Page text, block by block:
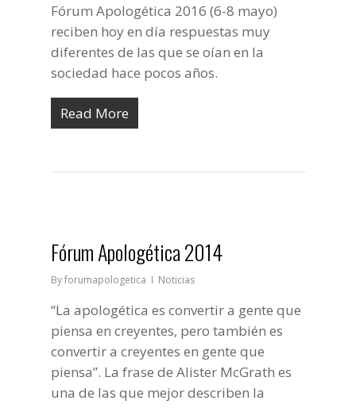
Fórum Apologética 2016 (6-8 mayo)
reciben hoy en día respuestas muy
diferentes de las que se oían en la
sociedad hace pocos años.
Read More
Fórum Apologética 2014
Byforumapologetica Noticias
“La apologética es convertir a gente que
piensa en creyentes, pero también es
convertir a creyentes en gente que
piensa”. La frase de Alister McGrath es
una de las que mejor describen la